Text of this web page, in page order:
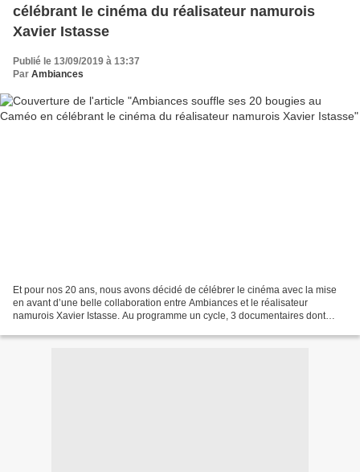
célébrant le cinéma du réalisateur namurois
Xavier Istasse
Publié le 13/09/2019 à 13:37
Par Ambiances
Et pour nos 20 ans, nous avons décidé de célébrer le cinéma avec la mise
en avant d’une belle collaboration entre Ambiances et le réalisateur
namurois Xavier Istasse. Au programme un cycle, 3 documentaires dont